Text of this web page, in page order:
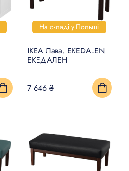
На складі у Польщі
ІКЕА Лава. EKEDALEN
ЕКЕДАЛЕН
7 646 ₴